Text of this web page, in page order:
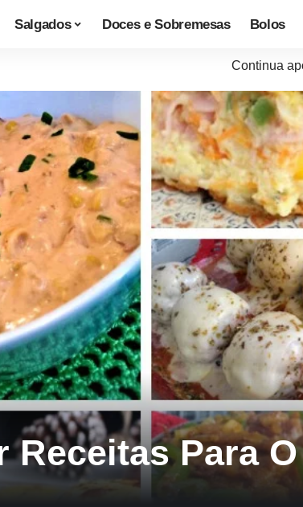
Salgados Doces e Sobremesas Bolos
Continua
Receitas Para